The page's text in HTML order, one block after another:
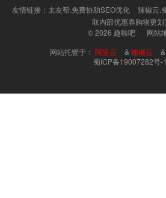
友情链接： 太友帮.免费协助SEO优化 辣椒云.
取内部优惠券购物更划
© 2026 趣啦吧
网站
网站托管于： 阿里云 & 辣椒云 &
蜀ICP备19007282号-1